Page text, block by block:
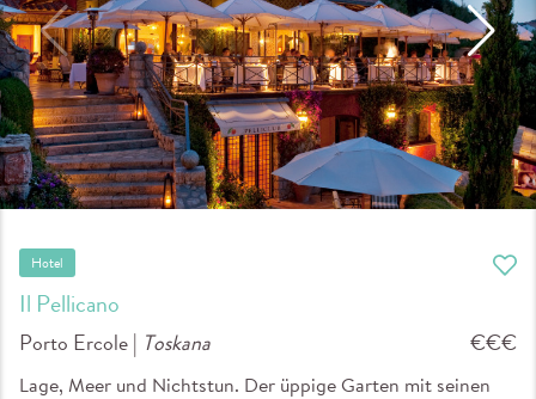
Il Pellicano
Hotel
Porto Ercole | Toskana €€€
Lage, Meer und Nichtstun. Der üppige Garten mit seinen